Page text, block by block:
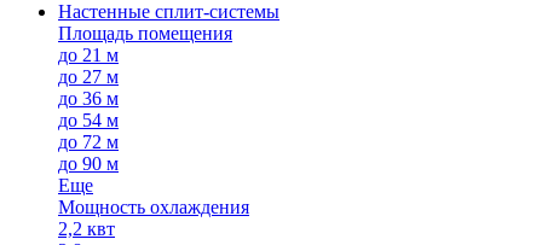
Настенные сплит-системы
Площадь помещения
до 21 м
до 27 м
до 36 м
до 54 м
до 72 м
до 90 м
Еще
Мощность охлаждения
2,2 квт